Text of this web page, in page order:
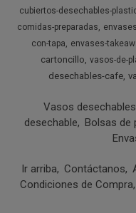
cubiertos-desechables-
comidas-preparadas
con-tapa
envases-
cartoncillo vasos-de-
desechables-cafe
Vasos desechables
desechable
Bolsas de
Ir arriba Contáctanos
Condiciones de Compra